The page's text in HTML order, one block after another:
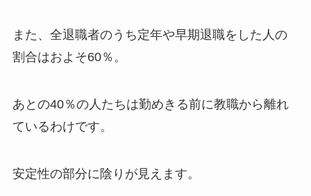
また、全退職者のうち定年や早期退職をした人の
割合はおよそ60％。
あとの40％の人たちは勤めきる前に教職から離れ
ているわけです。
安定性の部分に陰りが見えます。